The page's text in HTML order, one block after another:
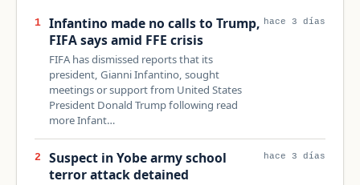
1
Infantino made no calls to Trump,
FIFA says amid FFE crisis
FIFA has dismissed reports that its
president, Gianni Infantino, sought
meetings or support from United States
President Donald Trump following read
more Infant…
hace 3 días
2
Suspect in Yobe army school
terror attack detained
hace 3 días